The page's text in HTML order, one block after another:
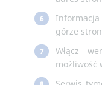
6
górze
7
Włącz
możliwość